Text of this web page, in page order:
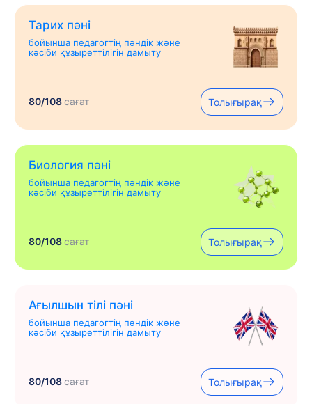
Тарих пәні
бойынша педагогтің пәндік және
кәсіби құзыреттілігін дамыту
80/108сағат Толығырақ
Биология пәні
бойынша педагогтің пәндік және
кәсіби құзыреттілігін дамыту
80/108сағат Толығырақ
Ағылшын тілі пәні
бойынша педагогтің пәндік және
кәсіби құзыреттілігін дамыту
80/108сағат Толығырақ